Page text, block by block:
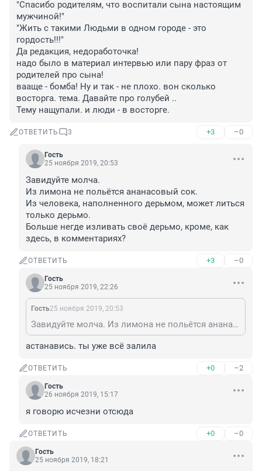
"Спасибо родителям, что воспитали сына настоящим
мужчиной!"
"Жить с такими Людьми в одном городе - это
гордость!!!"
Да редакция, недоработочка!
надо было в материал интервью или пару фраз от
родителей про сына!
вааще - бомба! Ну и так - не плохо. вон сколько
восторга. тема. Давайте про голубей ..
Тему нащупали. и люди - в восторге.
ОТВЕТИТЬ 3 +3 –0
Гость
25 ноября 2019, 20:53
Завидуйте молча.
Из лимона не польётся ананасовый сок.
Из человека, наполненного дерьмом, может литься
только дерьмо.
Больше негде изливать своё дерьмо, кроме, как
здесь, в комментариях?
ОТВЕТИТЬ +3 –0
Гость
25 ноября 2019, 22:26
Гость25 ноября 2019, 20:53
Завидуйте молча. Из лимона не польётся ананасовый сок. Из человека, наполненного дерьмом, может литься только дерьмо. Больше негде изливать своё дерьмо, кроме, как здесь, в комментариях?
астанавись. ты уже всё залила
ОТВЕТИТЬ +0 –2
Гость
26 ноября 2019, 15:17
я говорю исчезни отсюда
ОТВЕТИТЬ +0 –0
Гость
25 ноября 2019, 18:21